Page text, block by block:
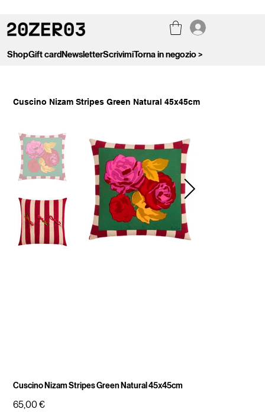
ShopGift cardNewsletterScrivimiTorna in negozio >
Cuscino Nizam Stripes Green Natural 45x45cm
Cuscino Nizam Stripes Green Natural 45x45cm
Prezzo
65,00 €